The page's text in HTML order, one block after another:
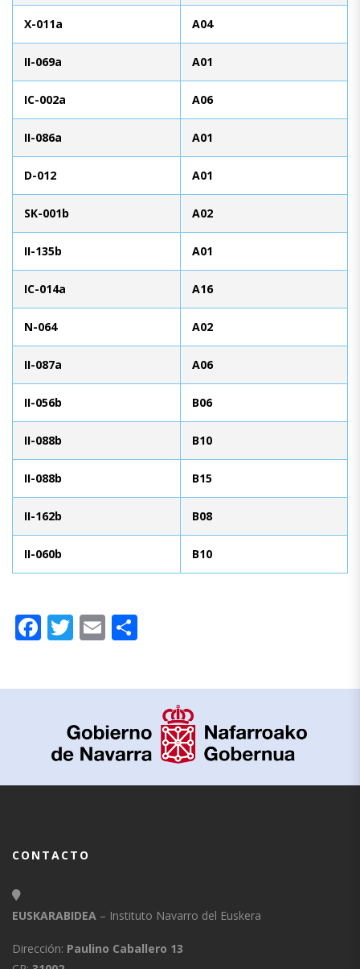
X-011a A04
II-069a A01
IC-002a A06
II-086a A01
D-012 A01
SK-001b A02
II-135b A01
IC-014a A16
N-064 A02
II-087a A06
II-056b B06
II-088b B10
II-088b B15
II-162b B08
II-060b B10
Facebook
Twitter
Email
CONTACTO
EUSKARABIDEA – Instituto Navarro del Euskera
Dirección: Paulino Caballero 13